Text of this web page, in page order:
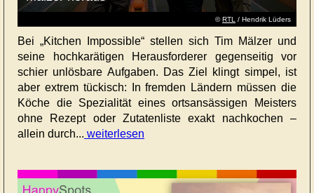
©RTL / Hendrik Lüders
Bei „Kitchen Impossible“ stellen sich Tim Mälzer und
seine hochkarätigen Herausforderer gegenseitig vor
schier unlösbare Aufgaben. Das Ziel klingt simpel, ist
aber extrem tückisch: In fremden Ländern müssen die
Köche die Spezialität eines ortsansässigen Meisters
ohne Rezept oder Zutatenliste exakt nachkochen –
allein durch... weiterlesen